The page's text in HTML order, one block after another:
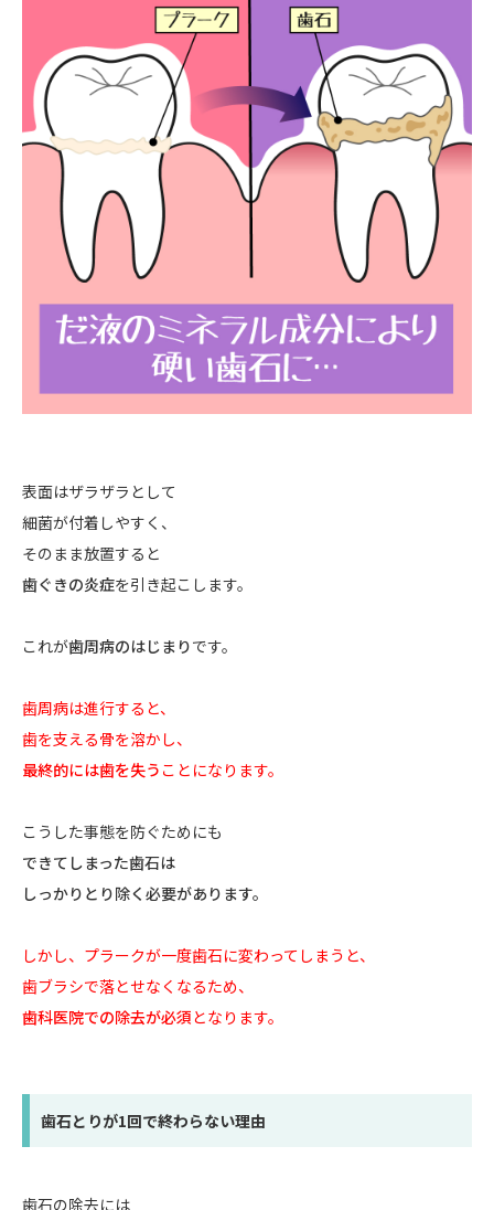
表面はザラザラとして
細菌が付着しやすく、
そのまま放置すると
歯ぐきの炎症を引き起こします。
これが歯周病のはじまりです。
歯周病は進行すると、
歯を支える骨を溶かし、
最終的には歯を失う ことになります。
こうした事態を防ぐためにも
できてしまった歯石は
しっかりとり除く必要があります。
しかし、プラークが一度歯石に変わってしまうと、
歯ブラシで落とせなくなるため、
歯科医院での除去が必須となります。
歯石とりが1回で終わらない理由
歯石の除去には